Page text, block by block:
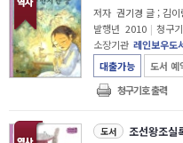
저자 권기경 글 ; 김이
발행년 2010 | 청구
소장기관 레인보우도
대출가능
도서 예
청구기호 출력
도서 조선왕조실